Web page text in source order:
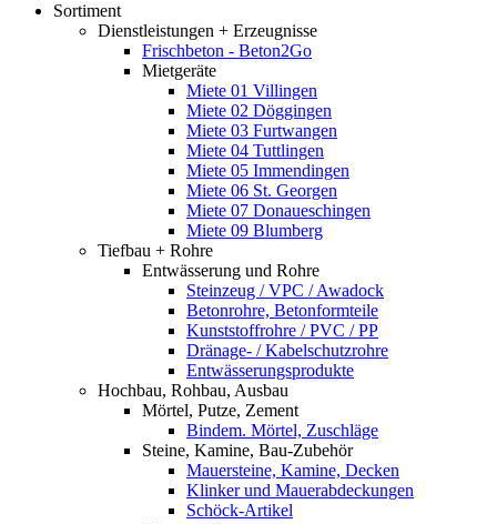
Sortiment
Dienstleistungen + Erzeugnisse
Frischbeton - Beton2Go
Mietgeräte
Miete 01 Villingen
Miete 02 Döggingen
Miete 03 Furtwangen
Miete 04 Tuttlingen
Miete 05 Immendingen
Miete 06 St. Georgen
Miete 07 Donaueschingen
Miete 09 Blumberg
Tiefbau + Rohre
Entwässerung und Rohre
Steinzeug / VPC / Awadock
Betonrohre, Betonformteile
Kunststoffrohre / PVC / PP
Dränage- / Kabelschutzrohre
Entwässerungsprodukte
Hochbau, Rohbau, Ausbau
Mörtel, Putze, Zement
Bindem. Mörtel, Zuschläge
Steine, Kamine, Bau-Zubehör
Mauersteine, Kamine, Decken
Klinker und Mauerabdeckungen
Schöck-Artikel